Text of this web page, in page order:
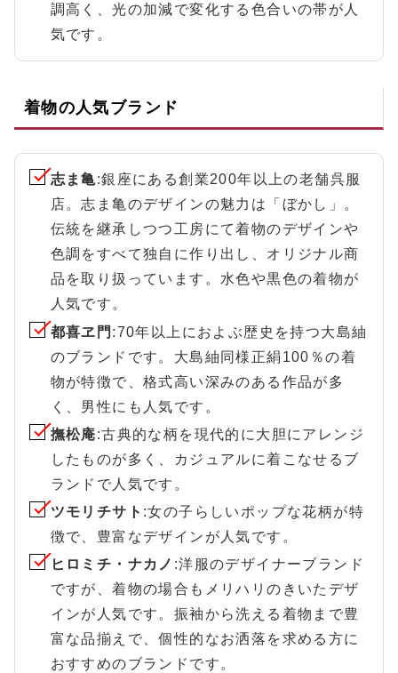
調高く、光の加減で変化する色合いの帯が人
気です。
着物の人気ブランド
志ま亀:銀座にある創業200年以上の老舗呉服
店。志ま亀のデザインの魅力は「ぼかし」。
伝統を継承しつつ工房にて着物のデザインや
色調をすべて独自に作り出し、オリジナル商
品を取り扱っています。水色や黒色の着物が
人気です。
都喜ヱ門 :70年以上におよぶ歴史を持つ大島紬
のブランドです。大島紬同様正絹100％の着
物が特徴で、格式高い深みのある作品が多
く、男性にも人気です。
撫松庵:古典的な柄を現代的に大胆にアレンジ
したものが多く、カジュアルに着こなせるブ
ランドで人気です。
ツモリチサト :女の子らしいポップな花柄が特
徴で、豊富なデザインが人気です。
ヒロミチ・ナカノ :洋服のデザイナーブランド
ですが、着物の場合もメリハリのきいたデザ
インが人気です。振袖から洗える着物まで豊
富な品揃えで、個性的なお洒落を求める方に
おすすめのブランドです。